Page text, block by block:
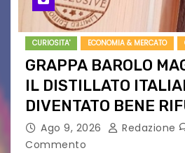
CURIOSITA' ECONOMIA & MERCATO
GRAPPA BAROLO
IL DISTILLATO
DIVENTATO BENE
NORD EUROPA
Ago 9, 2026 Redazione
Commento